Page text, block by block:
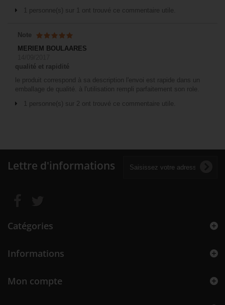
1 personne(s) sur 1 ont trouvé ce commentaire utile.
Note
MERIEM BOULAARES
qualité et rapidité
le produit correspond à sa description l'envoi est rapide dans un
emballage de qualité. à l'utilisation rempli parfaitement son role.
1 personne(s) sur 2 ont trouvé ce commentaire utile.
Lettre d'informations
Catégories
Informations
Mon compte